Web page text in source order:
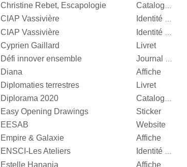
Christine Rebet, Escapologie Catalogue d’exposition
CIAP Vassivière Identité visuelle
CIAP Vassivière
Cyprien Gaillard Livret
Défi innover ensemble
Diana Affiche
Diplomaties terrestres Livret
Diplorama 2020 Catalogue d’exposition
Easy Opening Drawings Sticker
EESAB Website
Empire & Galaxie Affiche
ENSCI-Les Ateliers Identité visuelle
Estelle Hanania Affiche